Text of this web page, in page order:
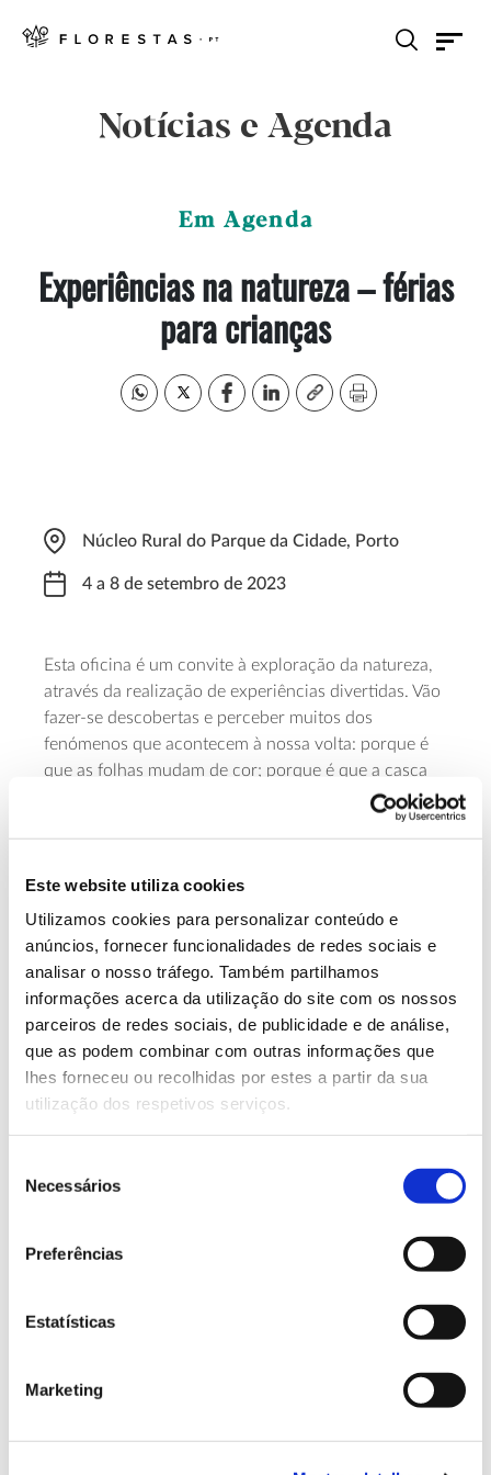
Este website utiliza cookies
Utilizamos cookies para personalizar conteúdo e
anúncios, fornecer funcionalidades de redes sociais e
analisar o nosso tráfego. Também partilhamos
informações acerca da utilização do site com os nossos
parceiros de redes sociais, de publicidade e de análise,
que as podem combinar com outras informações que
lhes forneceu ou recolhidas por estes a partir da sua
utilização dos respetivos serviços.
Necessários
Preferências
Estatísticas
Marketing
Notícias e Agenda
Em Agenda
Experiências na natureza – férias
para crianças
Núcleo Rural do Parque da Cidade, Porto
4 a 8 de setembro de 2023
Esta oficina é um convite à exploração da natureza,
através da realização de experiências divertidas. Vão
fazer-se descobertas e perceber muitos dos
fenómenos que acontecem à nossa volta: porque é
que as folhas mudam de cor; porque é que a casca
de um fruto se decompõe ou apodrece; de que
direção sopra o vento; como podemos filtrar a água
curiosos. As inscrições estão abertas (desde 16 de
Saiba mais sobre a oficina Experiências na
natureza
13.07.2026
Genoma do priolo e de outras espécies em risco:
conhecer para conservar
02.07.2026
Registar galhas de Trichi em acácia-das-espigas:
cidadãos chamados a ajudar
25.06.2026